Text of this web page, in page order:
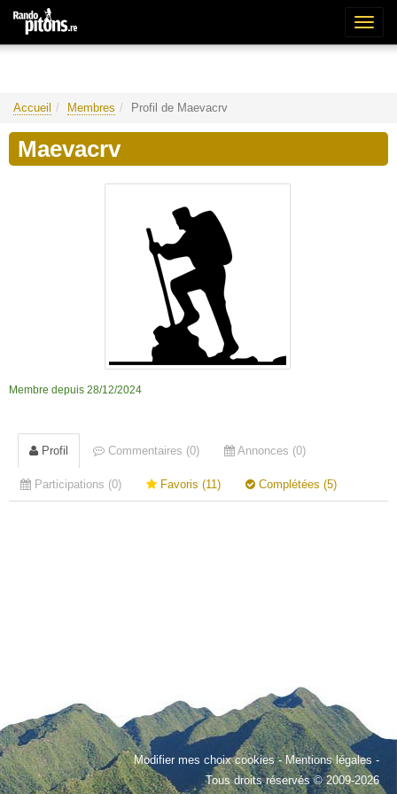
Accueil Membres Profil de Maevacrv
Maevacrv
Membre depuis 28/12/2024
Profil Commentaires (0) Annonces (0)
Participations (0) Favoris (11) Complétées (5)
Modifier mes choix cookies-Mentions légales -
Tous droits réservés © 2009-2026